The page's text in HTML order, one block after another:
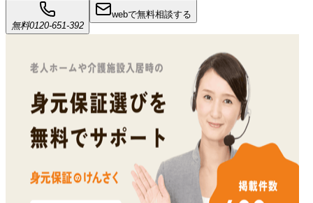
無料0120-651-392
webで無料相談する